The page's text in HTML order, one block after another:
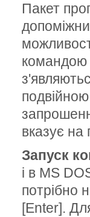
Пакет
командою
вказує на
Запуск
і в MS
потрібно
[Enter].